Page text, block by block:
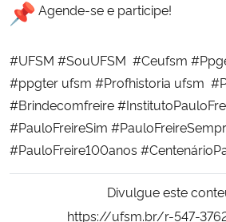
Agende-se e participe!
#UFSM #SouUFSM #Ceufsm
#ppgter ufsm #Profhistoria ufsm
#Brindecomfreire
#PauloFreireSim
#PauloFreire100anos
Divulgue este
https://ufsm.br/r-547-